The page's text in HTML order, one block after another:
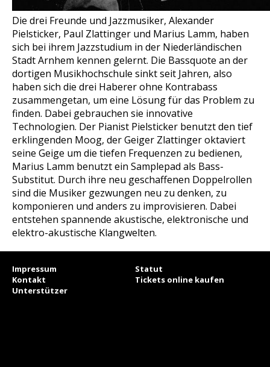
Die drei Freunde und Jazzmusiker, Alexander
Pielsticker, Paul Zlattinger und Marius Lamm, haben
sich bei ihrem Jazzstudium in der Niederländischen
Stadt Arnhem kennen gelernt. Die Bassquote an der
dortigen Musikhochschule sinkt seit Jahren, also
haben sich die drei Haberer ohne Kontrabass
zusammengetan, um eine Lösung für das Problem zu
finden. Dabei gebrauchen sie innovative
Technologien. Der Pianist Pielsticker benutzt den tief
erklingenden Moog, der Geiger Zlattinger oktaviert
seine Geige um die tiefen Frequenzen zu bedienen,
Marius Lamm benutzt ein Samplepad als Bass-
Substitut. Durch ihre neu geschaffenen Doppelrollen
sind die Musiker gezwungen neu zu denken, zu
komponieren und anders zu improvisieren. Dabei
entstehen spannende akustische, elektronische und
elektro-akustische Klangwelten.
Impressum
Statut
Kontakt
Tickets online kaufen
Unterstützer